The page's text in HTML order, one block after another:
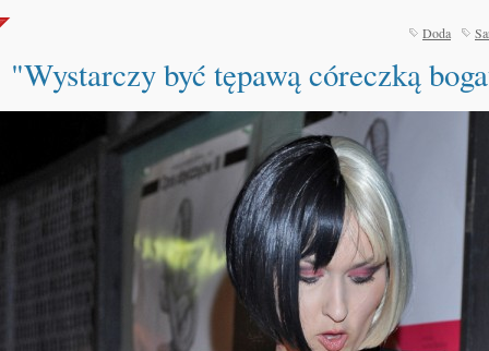
Doda
"Wystarczy być tępawą córeczką